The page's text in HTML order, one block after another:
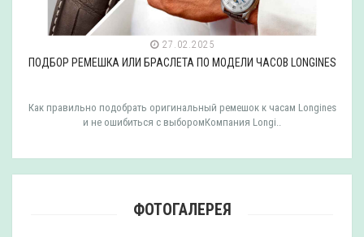
27.02.2025
ПОДБОР РЕМЕШКА ИЛИ БРАСЛЕТА ПО МОДЕЛИ ЧАСОВ LONGINES
Как правильно подобрать оригинальный ремешок к часам Longines
и не ошибиться с выборомКомпания Longi..
ФОТОГАЛЕРЕЯ